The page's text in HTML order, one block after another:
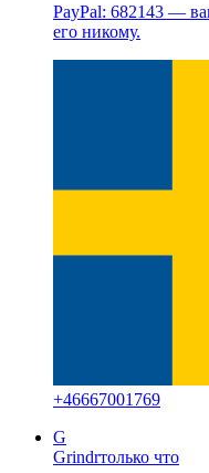
PayPal: 682143 —
его никому.
+46667001769
G
Grindrтолько что